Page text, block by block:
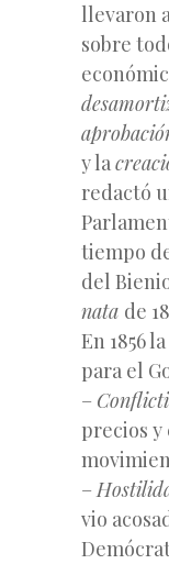
llevaron
sobre
y la
redactó
tiempo
del
nata de
En 1856
para el
–
precios
–
vio